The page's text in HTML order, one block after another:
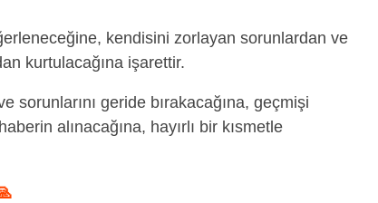
kendisini zorlayan sorunlardan ve
kurtulacağına işarettir.
sorunlarını geride bırakacağına, geçmişi
alınacağına, hayırlı bir kısmetle